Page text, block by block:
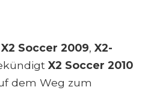
X2 Soccer 2009, X2-
X2 Soccer 2010
dem Weg zum